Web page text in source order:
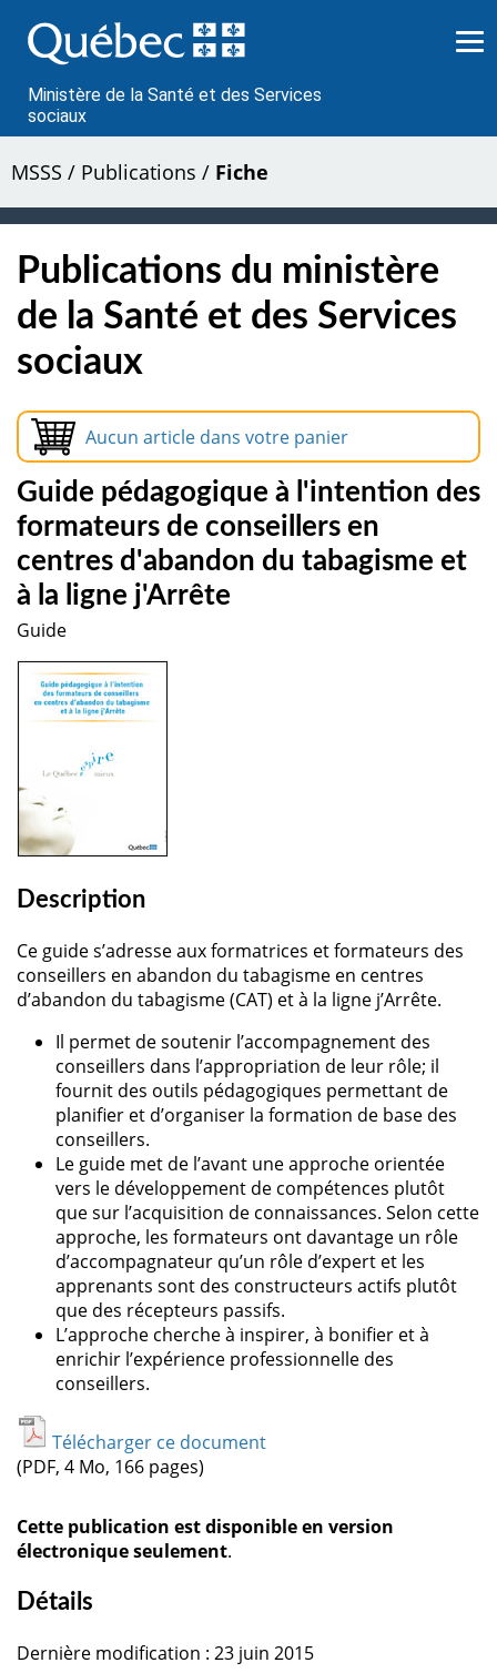
au
contenu
Ministère de la Santé et des Services
sociaux
MSSS / Publications / Fiche
Publications du ministère
de la Santé et des Services
sociaux
Aucun article dans votre panier
Guide pédagogique à l'intention des
formateurs de conseillers en
centres d'abandon du tabagisme et
à la ligne j'Arrête
Guide
Description
Ce guide s’adresse aux formatrices et formateurs des
conseillers en abandon du tabagisme en centres
d’abandon du tabagisme (CAT) et à la ligne j’Arrête.
Il permet de soutenir l’accompagnement des
conseillers dans l’appropriation de leur rôle; il
fournit des outils pédagogiques permettant de
planifier et d’organiser la formation de base des
conseillers.
Le guide met de l’avant une approche orientée
vers le développement de compétences plutôt
que sur l’acquisition de connaissances. Selon cette
approche, les formateurs ont davantage un rôle
d’accompagnateur qu’un rôle d’expert et les
apprenants sont des constructeurs actifs plutôt
que des récepteurs passifs.
L’approche cherche à inspirer, à bonifier et à
enrichir l’expérience professionnelle des
conseillers.
Télécharger ce document
(PDF, 4 Mo, 166 pages)
Cette publication est disponible en version
électronique seulement.
Détails
Dernière modification : 23 juin 2015